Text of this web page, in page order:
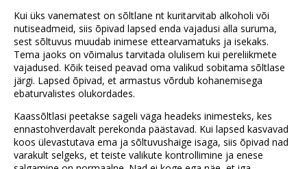
Kui üks vanematest on sõltlane nt kuritarvitab alkoholi või
nutiseadmeid, siis õpivad lapsed enda vajadusi alla suruma,
sest sõltuvus muudab inimese ettearvamatuks ja isekaks.
Tema jaoks on võimalus tarvitada olulisem kui pereliikmete
vajadused. Kõik teised peavad oma valikud sobitama sõltlase
järgi. Lapsed õpivad, et armastus võrdub kohanemisega
ebaturvalistes olukordades.
Kaassõltlasi peetakse sageli väga headeks inimesteks, kes
ennastohverdavalt perekonda päästavad. Kui lapsed kasvavad
koos ülevastutava ema ja sõltuvushaige isaga, siis õpivad nad
varakult selgeks, et teiste valikute kontrollimine ja enese